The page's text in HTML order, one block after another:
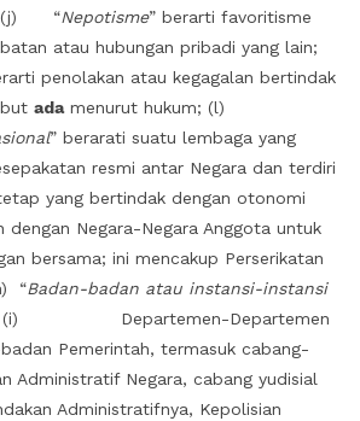
(j) “Nepotisme” berarti favoritisme
atau hubungan pribadi yang lain;
penolakan atau kegagalan bertindak
adamenurut hukum; (l)
” berarati suatu lembaga yang
resmi antar Negara dan terdiri
yang bertindak dengan otonomi
dengan Negara-Negara Anggota untuk
bersama; ini mencakup Perserikatan
“Badan-badan atau instansi-instansi
(i) Departemen-Departemen
Pemerintah, termasuk cabang-
Administratif Negara, cabang yudisial
Administratifnya, Kepolisian